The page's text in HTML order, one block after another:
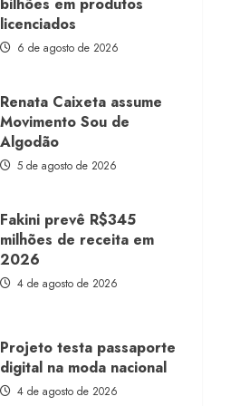
bilhões em produtos
licenciados
6 de agosto de 2026
Renata Caixeta assume
Movimento Sou de
Algodão
5 de agosto de 2026
Fakini prevê R$345
milhões de receita em
2026
4 de agosto de 2026
Projeto testa passaporte
digital na moda nacional
4 de agosto de 2026